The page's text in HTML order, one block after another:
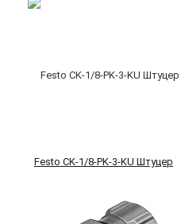
Festo CK-1/8-PK-3-KU Штуцер